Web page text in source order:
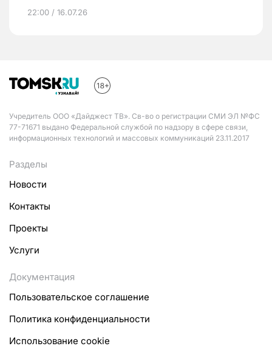
22:00 / 16.07.26
Учредитель ООО «Дайджест ТВ». Св-во о регистрации СМИ ЭЛ №ФС
77-71671 выдано Федеральной службой по надзору в сфере связи,
информационных технологий и массовых коммуникаций 23.11.2017
Разделы
Новости
Контакты
Проекты
Услуги
Документация
Пользовательское соглашение
Политика конфиденциальности
Использование cookie